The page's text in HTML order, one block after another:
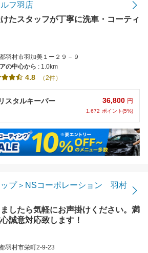
フ羽店
たスタッフが丁寧に洗車・コーティ
羽村市羽加美１ー２９－９
の中心から : 1.0km
4.8 （2件）
スタルキーパー 36,800 円
1,672 ポイント(5%)
ップ＞NSコーポレーション 羽村
したら気軽にお声掛けください。満
誠意対応致します！
羽村市栄町2-9-23